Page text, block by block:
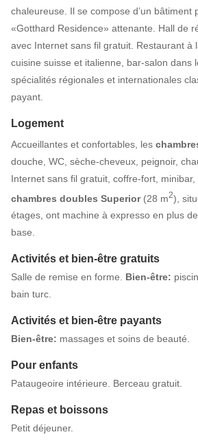
chaleureuse. Il se compose d’un bâtiment
«Gotthard Residence» attenante. Hall de
avec Internet sans fil gratuit. Restaurant à
cuisine suisse et italienne, bar-salon dans
spécialités régionales et internationales
payant.
Logement
Accueillantes et confortables, les
douche, WC, sèche-cheveux, peignoir,
Internet sans fil gratuit, coffre-fort,
chambres doubles Superior(28 m2),
étages, ont machine à expresso en plus
base.
Activités et bien-être gratuits
Salle de remise en forme. Bien-être:
bain turc.
Activités et bien-être payants
Bien-être: massages et soins de beauté.
Pour enfants
Pataugeoire intérieure. Berceau gratuit.
Repas et boissons
Petit déjeuner.